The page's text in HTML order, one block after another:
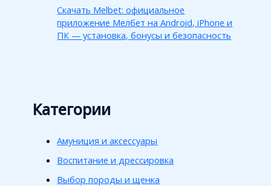
Скачать Melbet: официальное
приложение Мелбет на Android, iPhone и
ПК — установка, бонусы и безопасность
Категории
Амуниция и аксессуары
Воспитание и дрессировка
Выбор породы и щенка